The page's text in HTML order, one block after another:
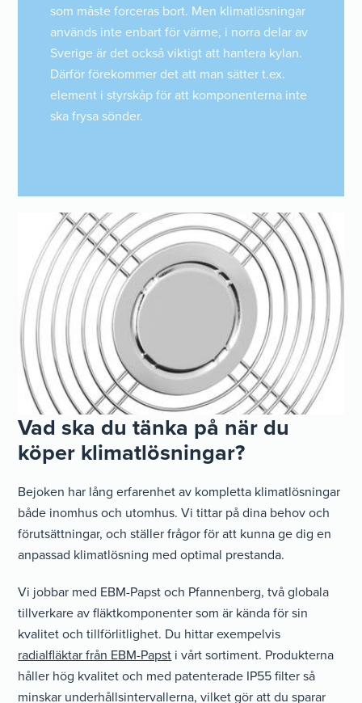
som måste forceras bort. Men klimatlösningar
används inte enbart för värme, i norra delar av
Sverige är det också viktigt att hantera kylan.
Därför förekommer det att man sätter t.ex.
element i styrskåp för att komponenterna inte
ska frysa sönder.
Vad ska du tänka på när du
köper klimatlösningar?
Bejoken har lång erfarenhet av kompletta klimatlösningar
både inomhus och utomhus. Vi tittar på dina behov och
förutsättningar, och ställer frågor för att kunna ge dig en
anpassad klimatlösning med optimal prestanda.
Vi jobbar med EBM-Papst och Pfannenberg, två globala
tillverkare av fläktkomponenter som är kända för sin
kvalitet och tillförlitlighet. Du hittar exempelvis
radialfläktar från EBM-Papst i vårt sortiment. Produkterna
håller hög kvalitet och med patenterade IP55 filter så
minskar underhållsintervallerna, vilket gör att du sparar